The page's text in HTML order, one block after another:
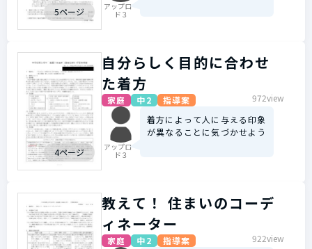
5ページ
アップロー
ド３
4ページ
自分らしく目的に合わせ
た着方
家庭 中2 指導案 972view
アップロー
ド３
着方によって人に与える印象
が異なることに気づかせよう
教えて！ 住まいのコーデ
ィネーター
家庭 中2 指導案 922view